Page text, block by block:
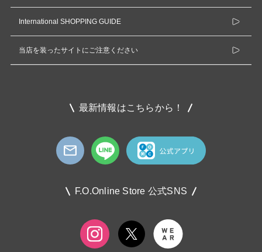
International SHOPPING GUIDE
当店を装ったサイトにご注意ください
最新情報はこちらから！
F.O.Online Store 公式SNS